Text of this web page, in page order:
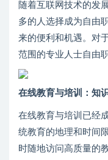
随着互联网技术的发
多的人选择成为自由
来的便利和机遇。对
范围的专业人士自由
在线教育与培训：知
在线教育与培训已经
统教育的地理和时间
时随地访问高质量的